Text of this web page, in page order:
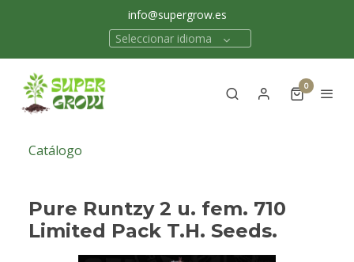
info@supergrow.es
Seleccionar idioma
0
Catálogo
Pure Runtzy 2 u. fem. 710
Limited Pack T.H. Seeds.